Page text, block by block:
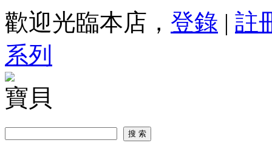
歡迎光臨本店， 登錄 | 註
系列
寶貝